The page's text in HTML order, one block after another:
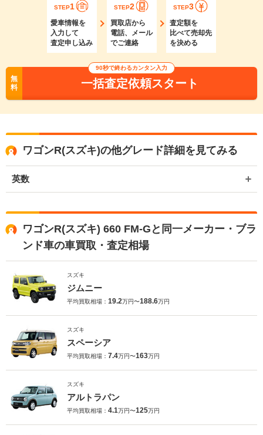
STEP1
愛車情報を
入力して
査定申し込み
STEP2
買取店から
電話、メール
でご連絡
STEP3
査定額を
比べて売却先
を決める
無
料
90秒で終わるカンタン入力
一括査定依頼スタート
ワゴンR(スズキ)の他グレード詳細を見てみる
英数
ワゴンR(スズキ) 660 FM-Gと同一メーカー・ブラ
ンド車の車買取・査定相場
スズキ
ジムニー
平均買取相場： 19.2万円〜188.6万円
スズキ
スペーシア
平均買取相場： 7.4万円〜163万円
スズキ
アルトラパン
平均買取相場： 4.1万円〜125万円